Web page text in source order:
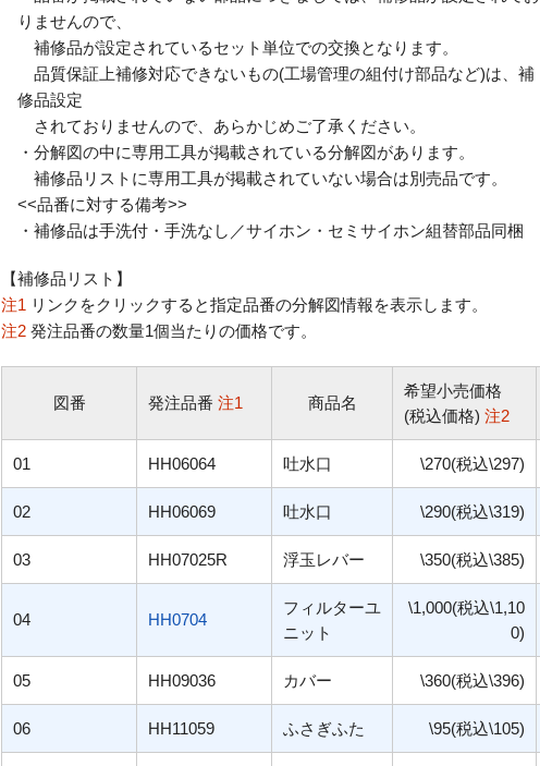
りませんので、
補修品が設定されているセット単位での交換となります。
品質保証上補修対応できないもの(工場管理の組付け部品など)は、補
修品設定
されておりませんので、あらかじめご了承ください。
・分解図の中に専用工具が掲載されている分解図があります。
補修品リストに専用工具が掲載されていない場合は別売品です。
<<品番に対する備考>>
・補修品は手洗付・手洗なし／サイホン・セミサイホン組替部品同梱
【補修品リスト】
注1 リンクをクリックすると指定品番の分解図情報を表示します。
注2 発注品番の数量1個当たりの価格です。
図番 発注品番 注1 商品名
希望小売価格
(税込価格) 注2
01 HH06064 吐水口 \270(税込\297)
02 HH06069 吐水口 \290(税込\319)
03 HH07025R 浮玉レバー \350(税込\385)
04 HH0704
フィルターユ
ニット
\1,000(税込\1,10
0)
05 HH09036 カバー \360(税込\396)
06 HH11059 ふさぎふた \95(税込\105)